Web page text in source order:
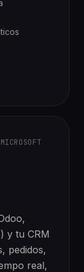
y tu CRM
pedidos,
real,